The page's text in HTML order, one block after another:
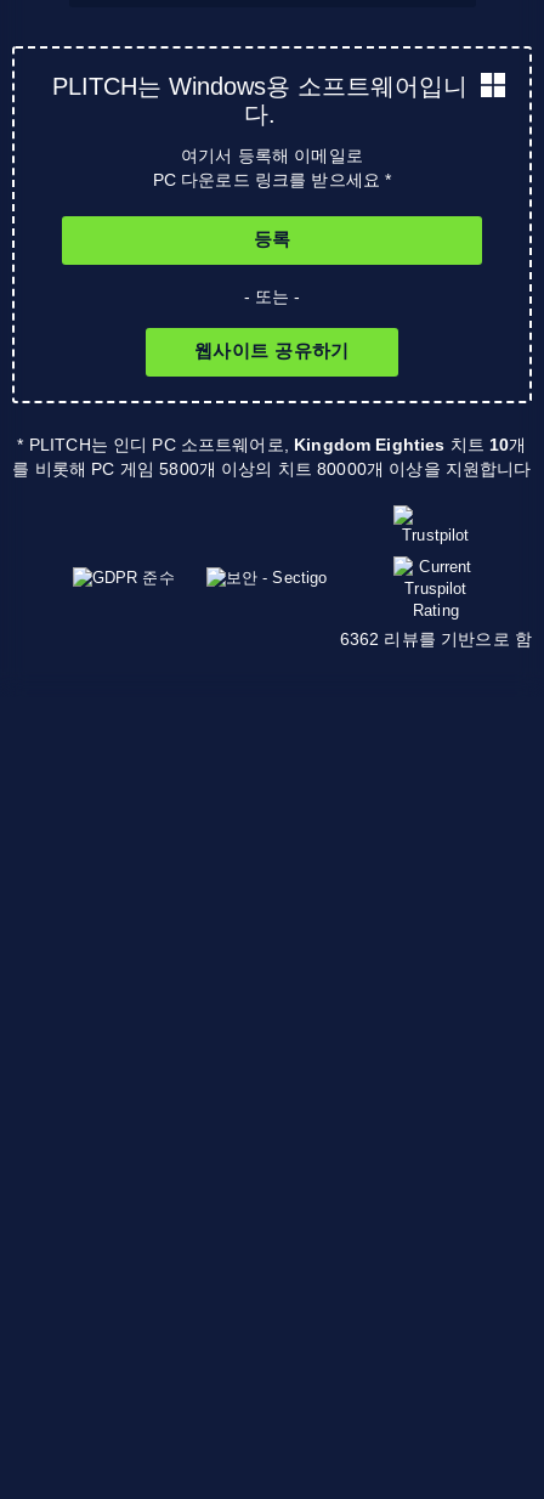
PLITCH는 Windows용 소프트웨어입니
다.
여기서 등록해 이메일로
PC 다운로드 링크를 받으세요 *
등록
- 또는 -
웹사이트 공유하기
* PLITCH는 인디 PC 소프트웨어로, Kingdom Eighties 치트 10개
를 비롯해 PC 게임 5800개 이상의 치트 80000개 이상을 지원합니다
6362 리뷰를 기반으로 함